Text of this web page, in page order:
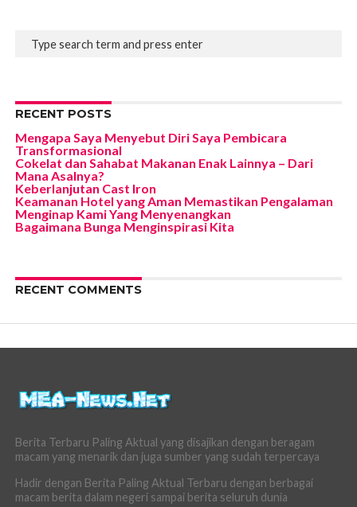
RECENT POSTS
Mengapa Saya Menyebut Diri Saya Pembicara
Transformasional
Cokelat dan Sahabat Makanan Enak Lainnya – Dari
Mana Asalnya?
Keberlanjutan Cast Iron
Keamanan Hotel yang Aman Memastikan Pengalaman
Menginap Kami Yang Menyenangkan
Bagaimana Bunga Menginspirasi Kita
RECENT COMMENTS
Berita Terbaru Paling Aktual yang disajikan dengan beragam
macam yang menarik dan juga sumber yang sudah terpercaya
Hadir dengan Berita Paling Aktual Terbaru dengan berbagai
macam berita dalam negeri sampai berita seluruh dunia